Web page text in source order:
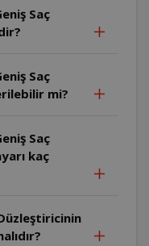
Saç
Saç
mi?
Saç
kaç